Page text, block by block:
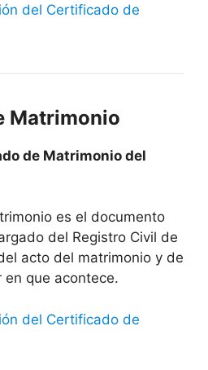
del Certificado de
Matrimonio
de Matrimonio del
es el documento
del Registro Civil de
acto del matrimonio y de
en que acontece.
del Certificado de